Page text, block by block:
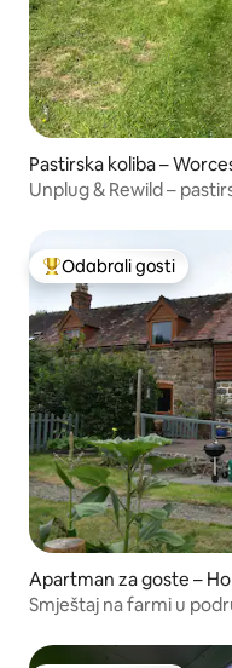
Pastirska koliba –
Unplug & Rewild –
Među najviše
Odabrali gosti
Apartman za goste –
Smještaj na farmi u